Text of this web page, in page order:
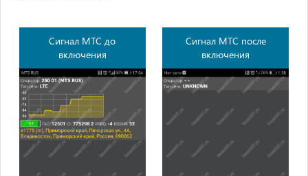
Сигнал МТС до
включения
Сигнал МТС после
включения